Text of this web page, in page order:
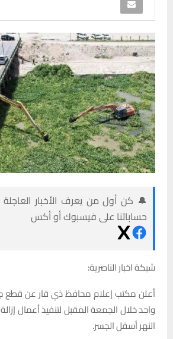
🔔 كن أول من يعرف الأخبار العاجلة
حساباتنا على فيسبوك أو أكس
شبكة اخبار الناصرية:
أعلن مكتب إعلام محافظ ذي قار عن قطع
واحد خلال الجمعة المقبل لتنفيذ أعمال
النهر أسفل الجسر.